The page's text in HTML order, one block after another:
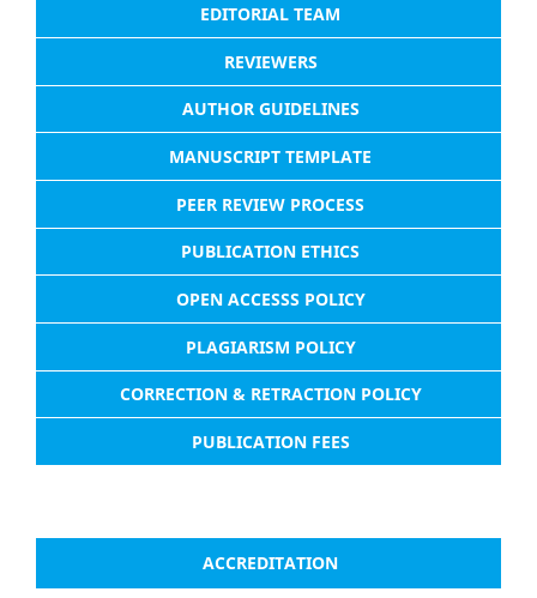
EDITORIAL TEAM
REVIEWERS
AUTHOR GUIDELINES
MANUSCRIPT TEMPLATE
PEER REVIEW PROCESS
PUBLICATION ETHICS
OPEN ACCESSS POLICY
PLAGIARISM POLICY
CORRECTION & RETRACTION POLICY
PUBLICATION FEES
ACCREDITATION